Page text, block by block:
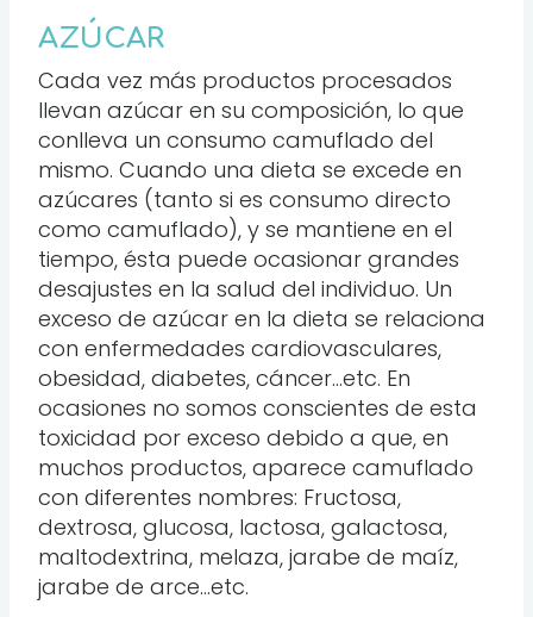
AZÚCAR
Cada vez más productos procesados
llevan azúcar en su composición, lo que
conlleva un consumo camuflado del
mismo. Cuando una dieta se excede en
azúcares (tanto si es consumo directo
como camuflado), y se mantiene en el
tiempo, ésta puede ocasionar grandes
desajustes en la salud del individuo. Un
exceso de azúcar en la dieta se relaciona
con enfermedades cardiovasculares,
obesidad, diabetes, cáncer…etc. En
ocasiones no somos conscientes de esta
toxicidad por exceso debido a que, en
muchos productos, aparece camuflado
con diferentes nombres: Fructosa,
dextrosa, glucosa, lactosa, galactosa,
maltodextrina, melaza, jarabe de maíz,
jarabe de arce…etc.